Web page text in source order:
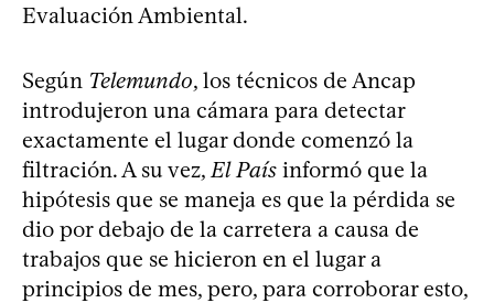
Evaluación Ambiental.
Según Telemundo, los técnicos de Ancap
introdujeron una cámara para detectar
exactamente el lugar donde comenzó la
filtración. A su vez, El País informó que la
hipótesis que se maneja es que la pérdida se
dio por debajo de la carretera a causa de
trabajos que se hicieron en el lugar a
principios de mes, pero, para corroborar esto,